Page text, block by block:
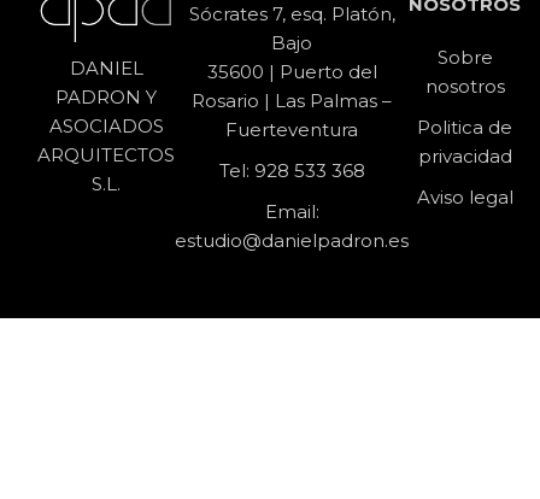
DANIEL
PADRON Y
ASOCIADOS
ARQUITECTOS
S.L.
Sócrates 7, esq. Platón,
Bajo
35600 | Puerto del
Rosario | Las Palmas –
Fuerteventura
Tel: 928 533 368
Email:
estudio@danielpadron.es
Sobre
nosotros
Politica de
privacidad
Aviso legal